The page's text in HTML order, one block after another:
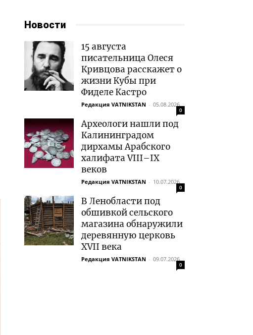
Новости
15 августа
писательница Олеся
Кривцова расскажет о
жизни Кубы при
Фиделе Кастро
Редакция VATNIKSTAN - 05.08.2026
0
Археологи нашли под
Калининградом
дирхамы Арабского
халифата VIII–IX
веков
Редакция VATNIKSTAN - 10.07.2026
0
В Ленобласти под
обшивкой сельского
магазина обнаружили
деревянную церковь
XVII века
Редакция VATNIKSTAN - 09.07.2026
0